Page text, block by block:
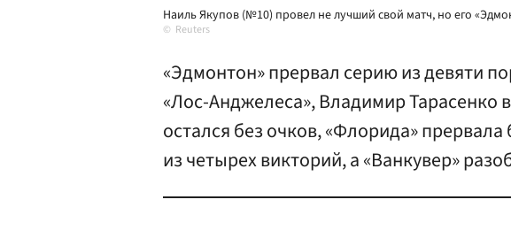
Наиль Якупов (№10) провел не лучший свой матч, но его
Reuters
«Эдмонтон» прервал серию из девяти
«Лос-Анджелеса», Владимир Тарасенко
остался без очков, «Флорида»
из четырех викторий, а «Ванкувер»